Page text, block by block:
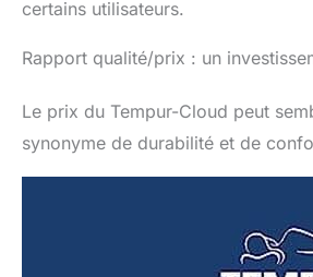
certains utilisateurs.
Rapport qualité/prix : un
Le prix du Tempur-Cloud peut
synonyme de durabilité et de